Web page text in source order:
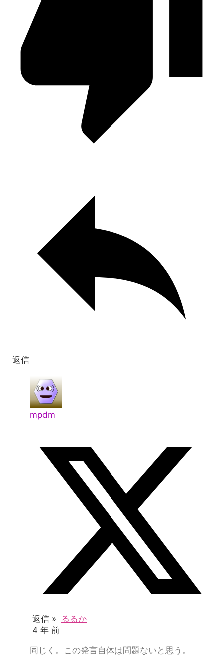
返信
mpdm
返信 » るるか
4 年 前
同じく。この発言自体は問題ないと思う。